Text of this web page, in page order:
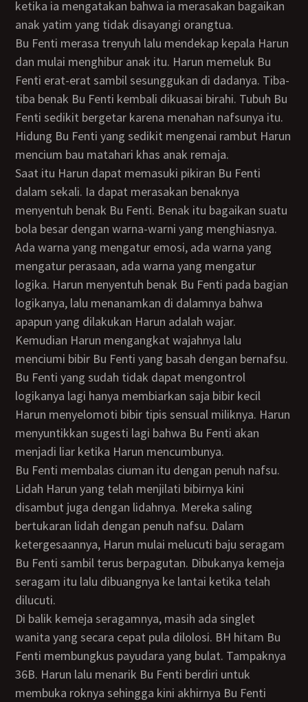
ketika ia mengatakan bahwa ia merasakan bagaikan
anak yatim yang tidak disayangi orangtua.
Bu Fenti merasa trenyuh lalu mendekap kepala Harun
dan mulai menghibur anak itu. Harun memeluk Bu
Fenti erat-erat sambil sesunggukan di dadanya. Tiba-
tiba benak Bu Fenti kembali dikuasai birahi. Tubuh Bu
Fenti sedikit bergetar karena menahan nafsunya itu.
Hidung Bu Fenti yang sedikit mengenai rambut Harun
mencium bau matahari khas anak remaja.
Saat itu Harun dapat memasuki pikiran Bu Fenti
dalam sekali. Ia dapat merasakan benaknya
menyentuh benak Bu Fenti. Benak itu bagaikan suatu
bola besar dengan warna-warni yang menghiasnya.
Ada warna yang mengatur emosi, ada warna yang
mengatur perasaan, ada warna yang mengatur
logika. Harun menyentuh benak Bu Fenti pada bagian
logikanya, lalu menanamkan di dalamnya bahwa
apapun yang dilakukan Harun adalah wajar.
Kemudian Harun mengangkat wajahnya lalu
menciumi bibir Bu Fenti yang basah dengan bernafsu.
Bu Fenti yang sudah tidak dapat mengontrol
logikanya lagi hanya membiarkan saja bibir kecil
Harun menyelomoti bibir tipis sensual miliknya. Harun
menyuntikkan sugesti lagi bahwa Bu Fenti akan
menjadi liar ketika Harun mencumbunya.
Bu Fenti membalas ciuman itu dengan penuh nafsu.
Lidah Harun yang telah menjilati bibirnya kini
disambut juga dengan lidahnya. Mereka saling
bertukaran lidah dengan penuh nafsu. Dalam
ketergesaannya, Harun mulai melucuti baju seragam
Bu Fenti sambil terus berpagutan. Dibukanya kemeja
seragam itu lalu dibuangnya ke lantai ketika telah
dilucuti.
Di balik kemeja seragamnya, masih ada singlet
wanita yang secara cepat pula dilolosi. BH hitam Bu
Fenti membungkus payudara yang bulat. Tampaknya
36B. Harun lalu menarik Bu Fenti berdiri untuk
membuka roknya sehingga kini akhirnya Bu Fenti